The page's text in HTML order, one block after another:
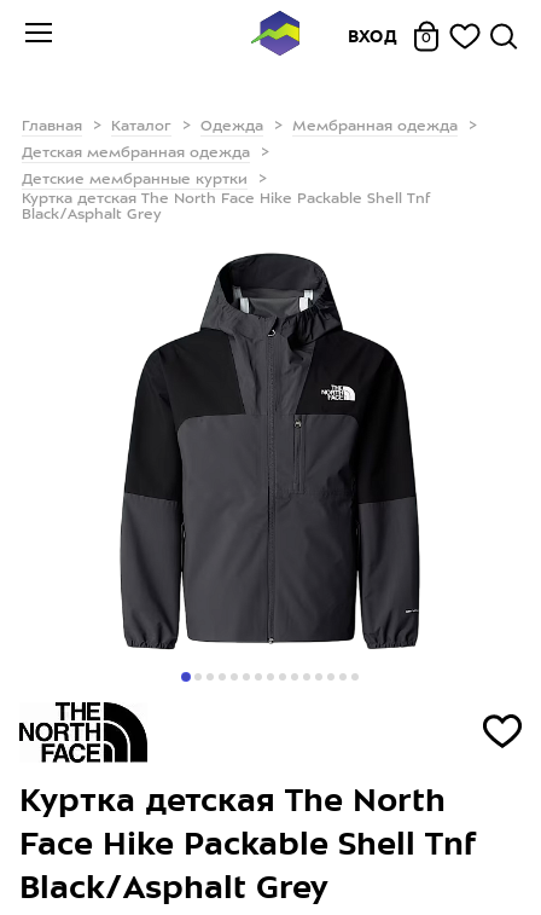
ВХОД 0
Главная Каталог Одежда
Мембранная одежда
Детская мембранная одежда
Детские мембранные куртки
Куртка детская The North Face Hike Packable Shell Tnf
Black/Asphalt Grey
Куртка детская The North
Face Hike Packable Shell Tnf
Black/Asphalt Grey